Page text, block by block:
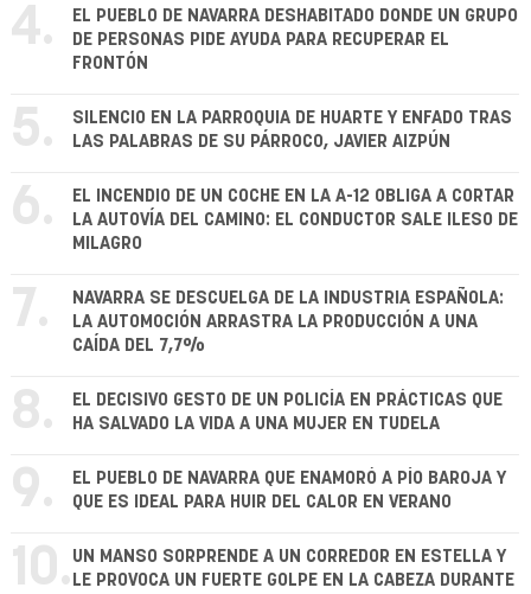
4.
EL PUEBLO DE NAVARRA DESHABITADO DONDE UN GRUPO
DE PERSONAS PIDE AYUDA PARA RECUPERAR EL
FRONTÓN
5.
SILENCIO EN LA PARROQUIA DE HUARTE Y ENFADO TRAS
LAS PALABRAS DE SU PÁRROCO, JAVIER AIZPÚN
6.
EL INCENDIO DE UN COCHE EN LA A-12 OBLIGA A CORTAR
LA AUTOVÍA DEL CAMINO: EL CONDUCTOR SALE ILESO DE
MILAGRO
7.
NAVARRA SE DESCUELGA DE LA INDUSTRIA ESPAÑOLA:
LA AUTOMOCIÓN ARRASTRA LA PRODUCCIÓN A UNA
CAÍDA DEL 7,7%
8.
EL DECISIVO GESTO DE UN POLICÍA EN PRÁCTICAS QUE
HA SALVADO LA VIDA A UNA MUJER EN TUDELA
9.
EL PUEBLO DE NAVARRA QUE ENAMORÓ A PÍO BAROJA Y
QUE ES IDEAL PARA HUIR DEL CALOR EN VERANO
10. UN MANSO SORPRENDE A UN CORREDOR EN ESTELLA Y
LE PROVOCA UN FUERTE GOLPE EN LA CABEZA DURANTE